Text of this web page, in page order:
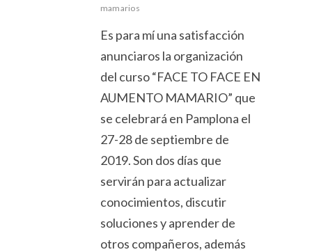
mamarios
Es para mí una satisfacción
anunciaros la organización
del curso “FACE TO FACE EN
AUMENTO MAMARIO” que
se celebrará en Pamplona el
27-28 de septiembre de
2019. Son dos días que
servirán para actualizar
conocimientos, discutir
soluciones y aprender de
otros compañeros, además